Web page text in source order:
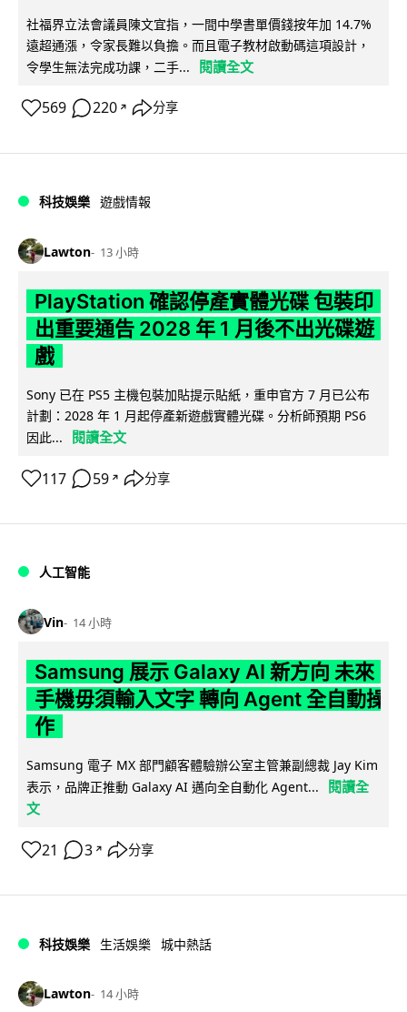
社福界立法會議員陳文宜指，一間中學書單價錢按年加 14.7%
遠超通漲，令家長難以負擔。而且電子教材啟動碼這項設計，
令學生無法完成功課，二手...
閱讀全文
569 220 ↗ 分享
科技娛樂 遊戲情報
Lawton 13 小時
PlayStation 確認停產實體光碟 包裝印
出重要通告 2028 年 1 月後不出光碟遊
戲
Sony 已在 PS5 主機包裝加貼提示貼紙，重申官方 7 月已公布
計劃：2028 年 1 月起停產新遊戲實體光碟。分析師預期 PS6
因此...
閱讀全文
117 59 ↗ 分享
人工智能
Vin 14 小時
Samsung 展示 Galaxy AI 新方向 未來
手機毋須輸入文字 轉向 Agent 全自動操
作
Samsung 電子 MX 部門顧客體驗辦公室主管兼副總裁 Jay Kim
表示，品牌正推動 Galaxy AI 邁向全自動化 Agent...
閱讀全
文
21 3 ↗ 分享
科技娛樂 生活娛樂 城中熱話
Lawton 14 小時